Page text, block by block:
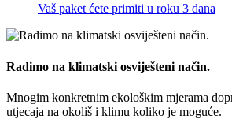
Vaš paket ćete primiti u roku 3 dana
Radimo na klimatski osviješteni način.
Mnogim konkretnim ekološkim mjerama
utjecaja na okoliš i klimu koliko je moguće.